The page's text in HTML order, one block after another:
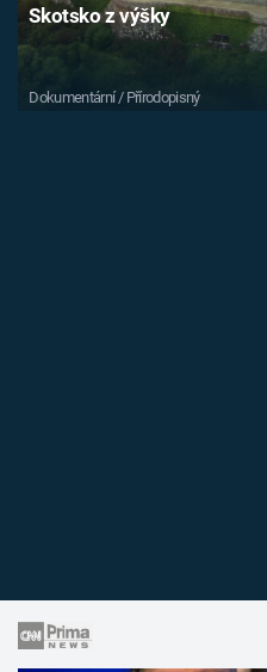
Skotsko z výšky
Dokumentární / Přírodopisný